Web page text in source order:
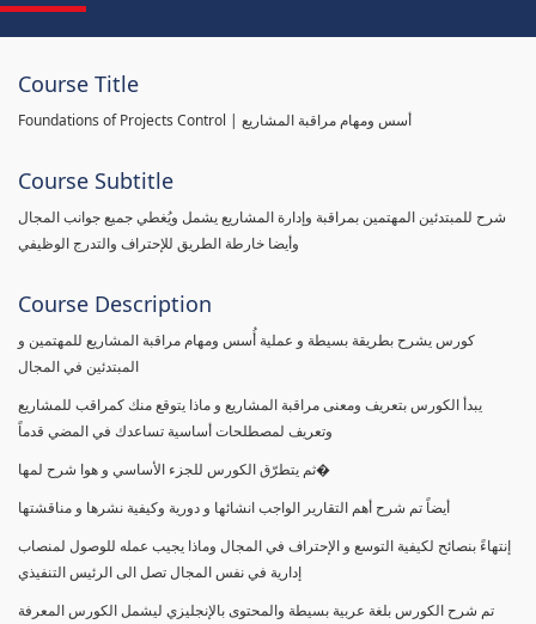
Course Title
Foundations of Projects Control | أسس ومهام مراقبة المشاريع
Course Subtitle
شرح للمبتدئين المهتمين بمراقبة وإدارة المشاريع يشمل ويُغطي جميع جوانب المجال
وأيضا خارطة الطريق للإحتراف والتدرج الوظيفي
Course Description
كورس يشرح بطريقة بسيطة و عملية أُسس ومهام مراقبة المشاريع للمهتمين و
المبتدئين في المجال
يبدأ الكورس بتعريف ومعنى مراقبة المشاريع و ماذا يتوقع منك كمراقب للمشاريع
وتعريف لمصطلحات أساسية تساعدك في المضي قدماً
ثم يتطرّق الكورس للجزء الأساسي و هوا شرح لمها�
أيضاً تم شرح أهم التقارير الواجب انشائها و دورية وكيفية نشرها و مناقشتها
إنتهاءً بنصائح لكيفية التوسع و الإحتراف في المجال وماذا يجيب عمله للوصول لمنصاب
إدارية في نفس المجال تصل الى الرئيس التنفيذي
تم شرح الكورس بلغة عربية بسيطة والمحتوى بالإنجليزي ليشمل الكورس المعرفة